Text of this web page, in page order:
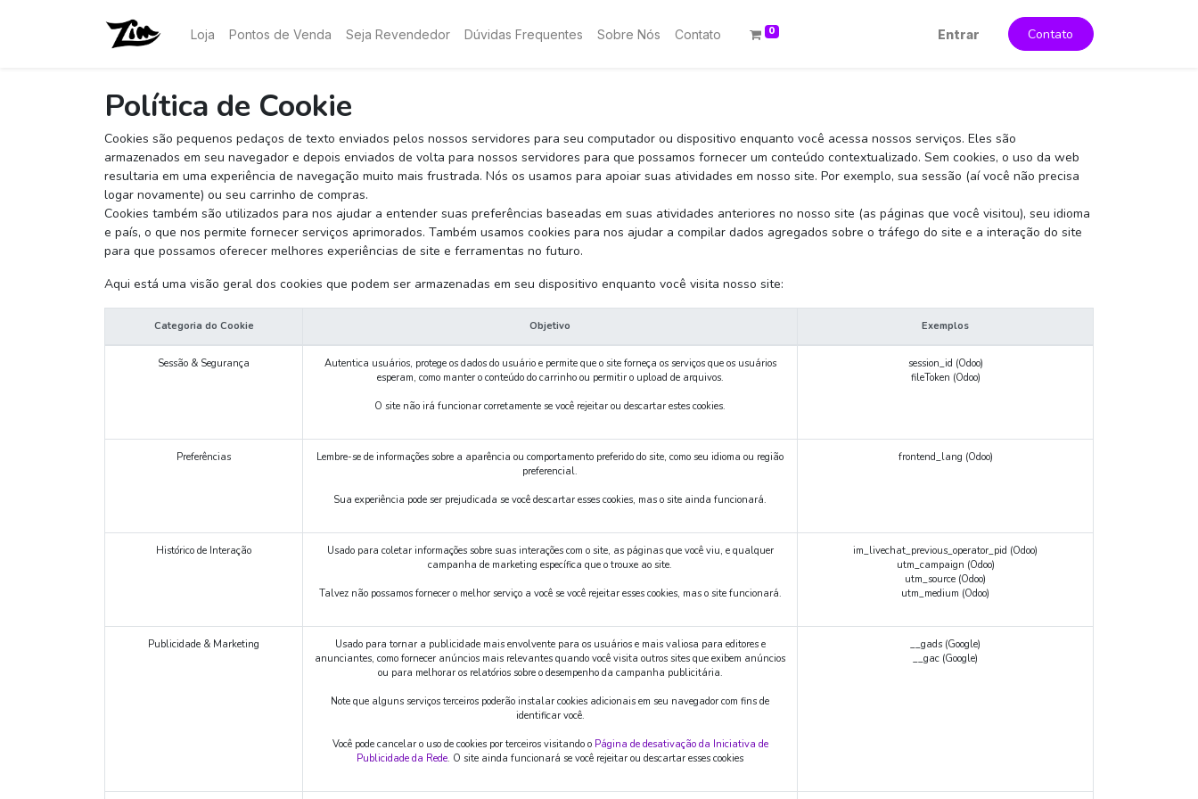
Loja Pontos de Venda Seja Revendedor Dúvidas Frequentes Sobre Nós Contato 0 Entrar Contato
Política de Cookie
Cookies são pequenos pedaços de texto enviados pelos nossos servidores para seu computador ou dispositivo enquanto você acessa nossos serviços. Eles são
armazenados em seu navegador e depois enviados de volta para nossos servidores para que possamos fornecer um conteúdo contextualizado. Sem cookies, o uso da web
resultaria em uma experiência de navegação muito mais frustrada. Nós os usamos para apoiar suas atividades em nosso site. Por exemplo, sua sessão (aí você não precisa
logar novamente) ou seu carrinho de compras.
Cookies também são utilizados para nos ajudar a entender suas preferências baseadas em suas atividades anteriores no nosso site (as páginas que você visitou), seu idioma
e país, o que nos permite fornecer serviços aprimorados. Também usamos cookies para nos ajudar a compilar dados agregados sobre o tráfego do site e a interação do site
para que possamos oferecer melhores experiências de site e ferramentas no futuro.
Aqui está uma visão geral dos cookies que podem ser armazenadas em seu dispositivo enquanto você visita nosso site:
Categoria do Cookie Objetivo Exemplos
Sessão & Segurança
Autentica usuários, protege os dados do usuário e permite que o site forneça os serviços que os usuários
esperam, como manter o conteúdo do carrinho ou permitir o upload de arquivos.
O site não irá funcionar corretamente se você rejeitar ou descartar estes cookies.
session_id (Odoo)
fileToken (Odoo)
Preferências
Lembre-se de informações sobre a aparência ou comportamento preferido do site, como seu idioma ou região
preferencial.
Sua experiência pode ser prejudicada se você descartar esses cookies, mas o site ainda funcionará.
frontend_lang (Odoo)
Histórico de Interação
Usado para coletar informações sobre suas interações com o site, as páginas que você viu, e qualquer
campanha de marketing específica que o trouxe ao site.
Talvez não possamos fornecer o melhor serviço a você se você rejeitar esses cookies, mas o site funcionará.
im_livechat_previous_operator_pid (Odoo)
utm_campaign (Odoo)
utm_source (Odoo)
utm_medium (Odoo)
Publicidade & Marketing
Usado para tornar a publicidade mais envolvente para os usuários e mais valiosa para editores e
anunciantes, como fornecer anúncios mais relevantes quando você visita outros sites que exibem anúncios
ou para melhorar os relatórios sobre o desempenho da campanha publicitária.
Note que alguns serviços terceiros poderão instalar cookies adicionais em seu navegador com fins de
identificar você.
Você pode cancelar o uso de cookies por terceiros visitando o Página de desativação da Iniciativa de
Publicidade da Rede. O site ainda funcionará se você rejeitar ou descartar esses cookies
__gads (Google)
__gac (Google)